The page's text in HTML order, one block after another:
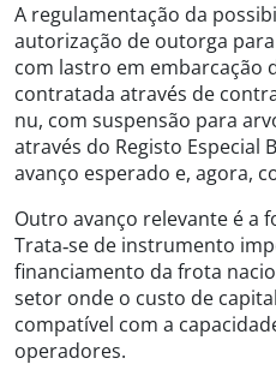
A regulamentação da
autorização de outorga
com lastro em embarcação
contratada através de
nu, com suspensão para
através do Registo Especial
avanço esperado e, agora,
Outro avanço relevante é a
Trata‑se de instrumento
financiamento da frota
setor onde o custo de
compatível com a
operadores.